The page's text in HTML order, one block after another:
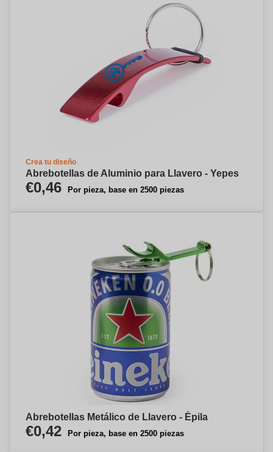
Crea tu diseño
Abrebotellas de Aluminio para Llavero - Yepes
€0,46 Por pieza, base en 2500 piezas
Abrebotellas Metálico de Llavero - Épila
€0,42 Por pieza, base en 2500 piezas